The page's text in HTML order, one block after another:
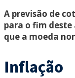
A previsão de
para o fim deste
que a moeda
Inflação